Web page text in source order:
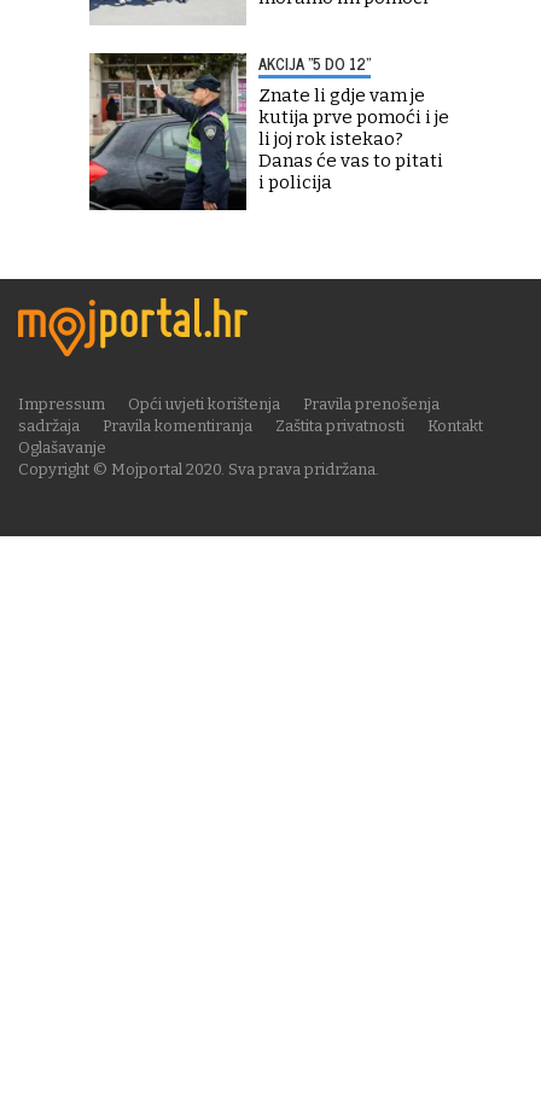
AKCIJA "5 DO 12"
Znate li gdje vam je
kutija prve pomoći i je
li joj rok istekao?
Danas će vas to pitati
i policija
Copyright © Mojportal 2020. Sva prava pridržana.
Impressum Opći uvjeti korištenja
Pravila prenošenja
sadržaja
Pravila komentiranja Zaštita privatnosti
Kontakt
Oglašavanje